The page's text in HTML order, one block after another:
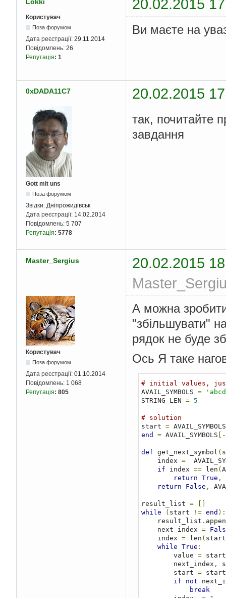
20.02.2015
Користувач
Поза форумом
Дата реєстрації: 29.11.2014
Повідомлень: 26
Репутація: 1
Ви маєте на
0xDADA11C7 20.02.2015
Gott mit uns
Поза форумом
Звідки: Дніпрожидівськ
Дата реєстрації: 14.02.2014
Повідомлень: 5 707
Репутація: 5778
так, почитайте
завдання
Master_Sergius
20.02.2015
Користувач
Поза форумом
Дата реєстрації: 01.10.2014
Повідомлень: 1 068
Репутація: 805
А можна
"збільшувати"
рядок не буде
Ось Я таке
# initial values, just
AVAIL_SYMBOLS =
STRING_LEN = 5
# solution
start = AVAIL_SYMBOLS
end
= AVAIL_SYMBOLS [-
def get_next_symbol (
    index
=
if index == len (
return True ,
return
False ,
result_list =
[]
while
( start != end ):
    result_list
.
    next_index
=
    index
= len ( start
while True :
        value
= start
        next_index
,
        start
= start
if
not
break